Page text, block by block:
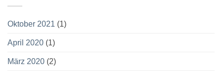
Oktober 2021 (1)
April 2020 (1)
März 2020 (2)